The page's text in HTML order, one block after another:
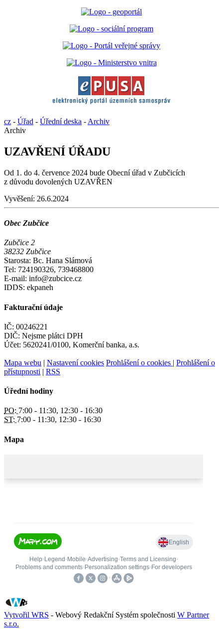
cz - Úřad - Úřední deska - Archiv
Archiv
UZAVŘENÍ ÚŘADU
Od 1. do 4. července 2024 bude Obecní úřad v Zubčicích
z důvodu dovolených UZAVŘEN
Vyvěšení: 26.6.2024
Obec Zubčice
Zubčice 2
38232 Zubčice
Starosta: Bc. Hana Slámová
Tel: 724190326, 739468800
E-mail: info@zubcice.cz
IDDS: ekpaneh
Fakturační údaje
IČ: 00246221
DIČ: Nejsme plátci DPH
Účet: 5620241/0100, Komerční banka, a.s.
Mapa webu | Nastavení cookies Prohlášení o cookies | Prohlášení o
přístupnosti | RSS
Úřední hodiny
PO: 7:00 - 11:30, 12:30 - 16:30
ST: 7:00 - 11:30, 12:30 - 16:30
Mapa
Vytvořil WRS - Webový Redakční Systém společnosti W Partner
s.r.o.